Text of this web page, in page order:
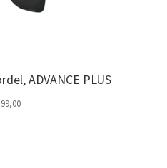
ADVANCE PLUS